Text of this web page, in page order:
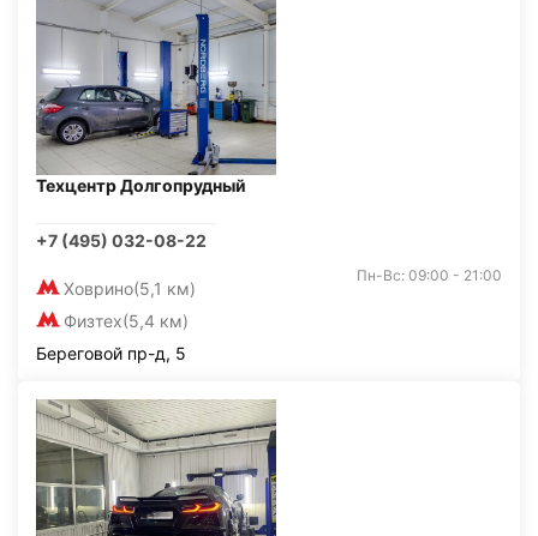
Техцентр Долгопрудный
+7 (495) 032-08-22
Ховрино(5,1 км)
Физтех(5,4 км)
Пн-Вс: 09:00 - 21:00
Береговой пр-д, 5